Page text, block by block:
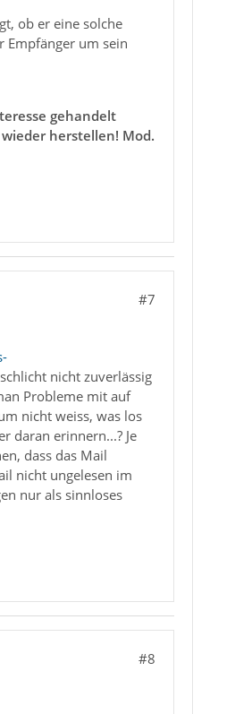
ob er eine solche
Empfänger um sein
gehandelt
herstellen! Mod.
#7
nicht zuverlässig
Probleme mit auf
nicht weiss, was los
daran erinnern...? Je
dass das Mail
nicht ungelesen im
nur als sinnloses
#8